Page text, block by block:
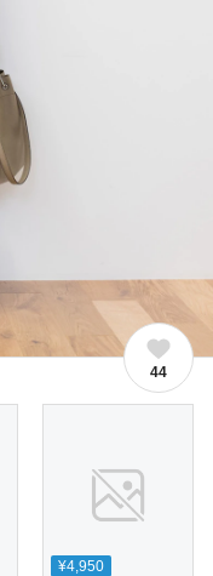
44
¥4,950